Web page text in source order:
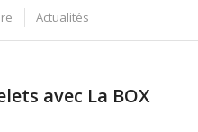
Actualités
avec La BOX